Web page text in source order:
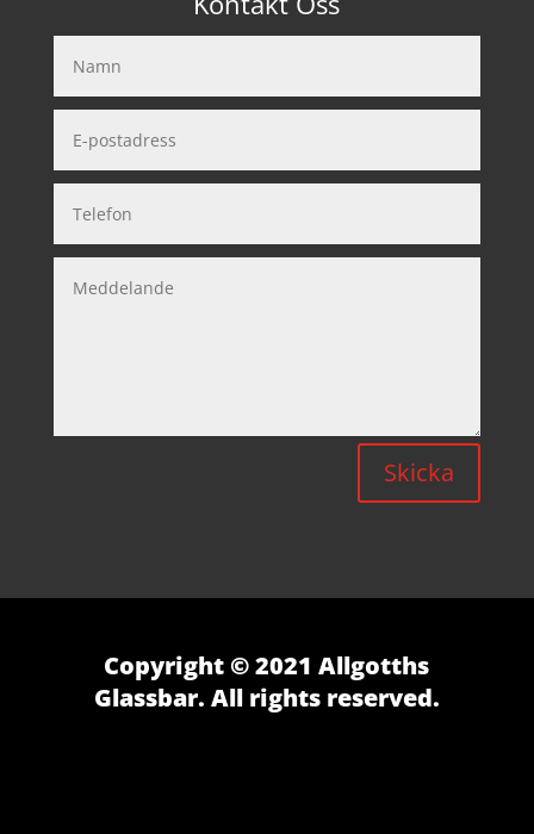
Skicka
Copyright © 2021 Allgotths
Glassbar. All rights reserved.